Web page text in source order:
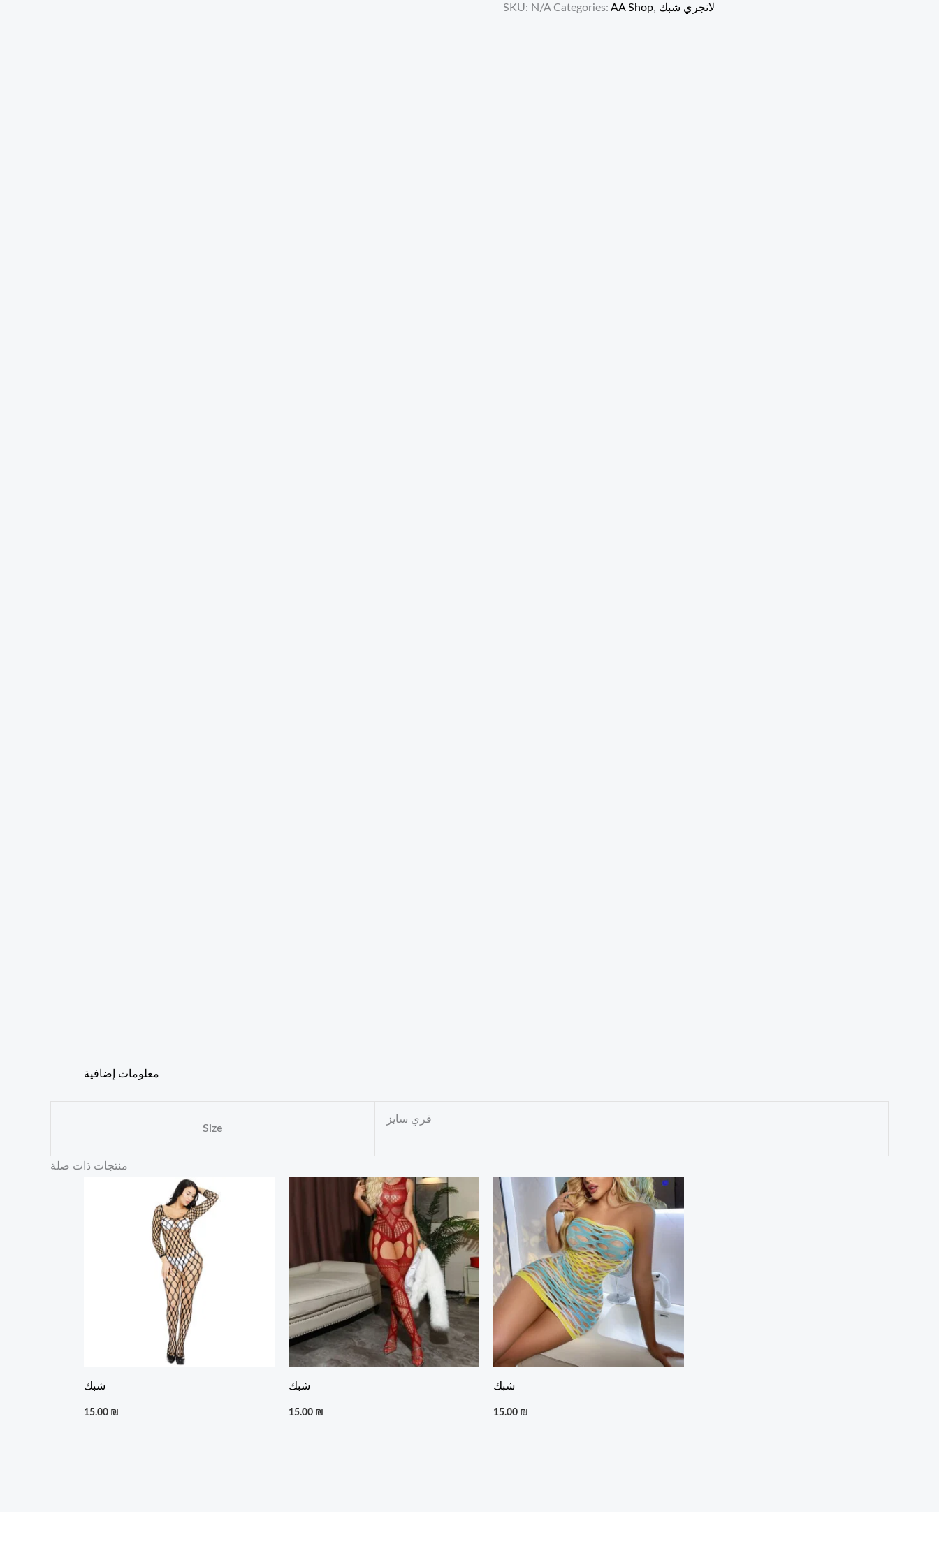
SKU: N/A Categories: AA Shop, لانجري شبك
معلومات إضافية
Size
فري سايز
منتجات ذات صلة
شبك
15.00 ₪
شبك
15.00 ₪
شبك
15.00 ₪